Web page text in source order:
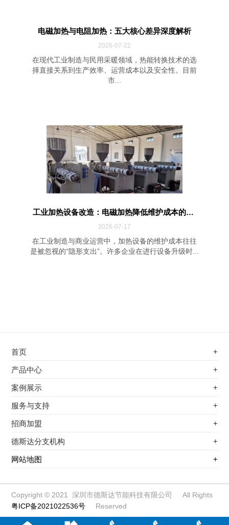
电磁加热与电阻加热：五大核心差异深度解析
2026-07-22
在现代工业制造与民用采暖领域，热能转换技术的选
择直接关系到生产效率、运营成本以及安全性。目前
市...
工业加热设备改造：电磁加热降低维护成本的四...
2026-07-17
在工业制造与商业运营中，加热设备的维护成本往往
是被忽视的“隐形支出”。许多企业在进行设备升级时...
首页 +
不锈钢专用电磁加热器
电磁蒸汽发生器
电磁加热棒配件
扩散泵电磁加热器
柜式电磁加热器
电磁锅炉配件
定制电磁加热线圈
产品中心 +
不锈钢专用电磁加热器
电磁蒸汽发生器
电磁加热棒配件
变频电磁采暖炉
柜式电磁加热器
案例展示 +
最新案例
其他应用
服务与支持 +
服务覆盖网络
服务流程
招商加盟 +
前景分析
加盟条件
加盟流程
德斯达分支机构 +
江信电子机构
网站地图 +
Copyright © 2021 深圳市德斯达节能科技有限公司 All Rights
Reserved
粤ICP备2021022536号